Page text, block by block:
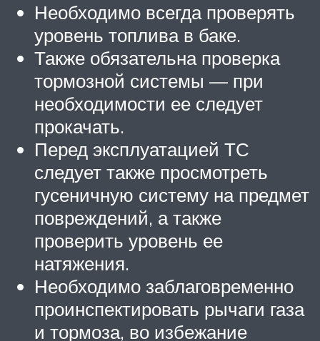
Необходимо всегда проверять
уровень топлива в баке.
Также обязательна проверка
тормозной системы — при
необходимости ее следует
прокачать.
Перед эксплуатацией ТС
следует также просмотреть
гусеничную систему на предмет
повреждений, а также
проверить уровень ее
натяжения.
Необходимо заблаговременно
проинспектировать рычаги газа
и тормоза, во избежание